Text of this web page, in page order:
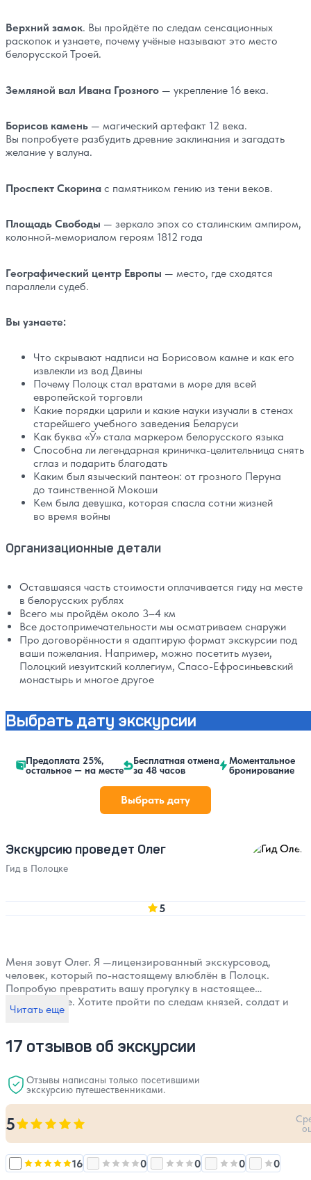
Верхний замок. Вы пройдёте по следам сенсационных
раскопок и узнаете, почему учёные называют это место
белорусской Троей.
Земляной вал Ивана Грозного — укрепление 16 века.
Борисов камень — магический артефакт 12 века.
Вы попробуете разбудить древние заклинания и загадать
желание у валуна.
Проспект Скорина с памятником гению из тени веков.
Площадь Свободы — зеркало эпох со сталинским ампиром,
колонной-мемориалом героям 1812 года
Географический центр Европы — место, где сходятся
параллели судеб.
Вы узнаете:
Что скрывают надписи на Борисовом камне и как его
извлекли из вод Двины
Почему Полоцк стал вратами в море для всей
европейской торговли
Какие порядки царили и какие науки изучали в стенах
старейшего учебного заведения Беларуси
Как буква «Ў» стала маркером белорусского языка
Способна ли легендарная криничка-целительница снять
сглаз и подарить благодать
Каким был языческий пантеон: от грозного Перуна
до таинственной Мокоши
Кем была девушка, которая спасла сотни жизней
во время войны
Организационные детали
Оставшаяся часть стоимости оплачивается гиду на месте
в белорусских рублях
Всего мы пройдём около 3–4 км
Все достопримечательности мы осматриваем снаружи
Про договорённости я адаптирую формат экскурсии под
ваши пожелания. Например, можно посетить музеи,
Полоцкий иезуитский коллегиум, Спасо-Ефросиньевский
монастырь и многое другое
Выбрать дату экскурсии
Предоплата 25%,
остальное — на месте
Бесплатная отмена
за 48 часов
Моментальное
бронирование
Выбрать дату
Экскурсию проведет Олег
Гид в Полоцке
5
Меня зовут Олег. Я —лицензированный экскурсовод,
человек, который по-настоящему влюблён в Полоцк.
Попробую превратить вашу прогулку в настоящее
приключение. Хотите пройти по следам князей, солдат и
гениев? Тогда присоединяйтесь. Как говорят: «Прошлое не
Читать еще
17 отзывов об экскурсии
5Оценка, количество звезд:
Отзывы написаны только посетившими
экскурсию путешественниками.
Оценка, количество звезд:
16 Оценка, количество звезд:4
0 Оценка, количество звезд:
0 Оценка,
0 Оценка,
0